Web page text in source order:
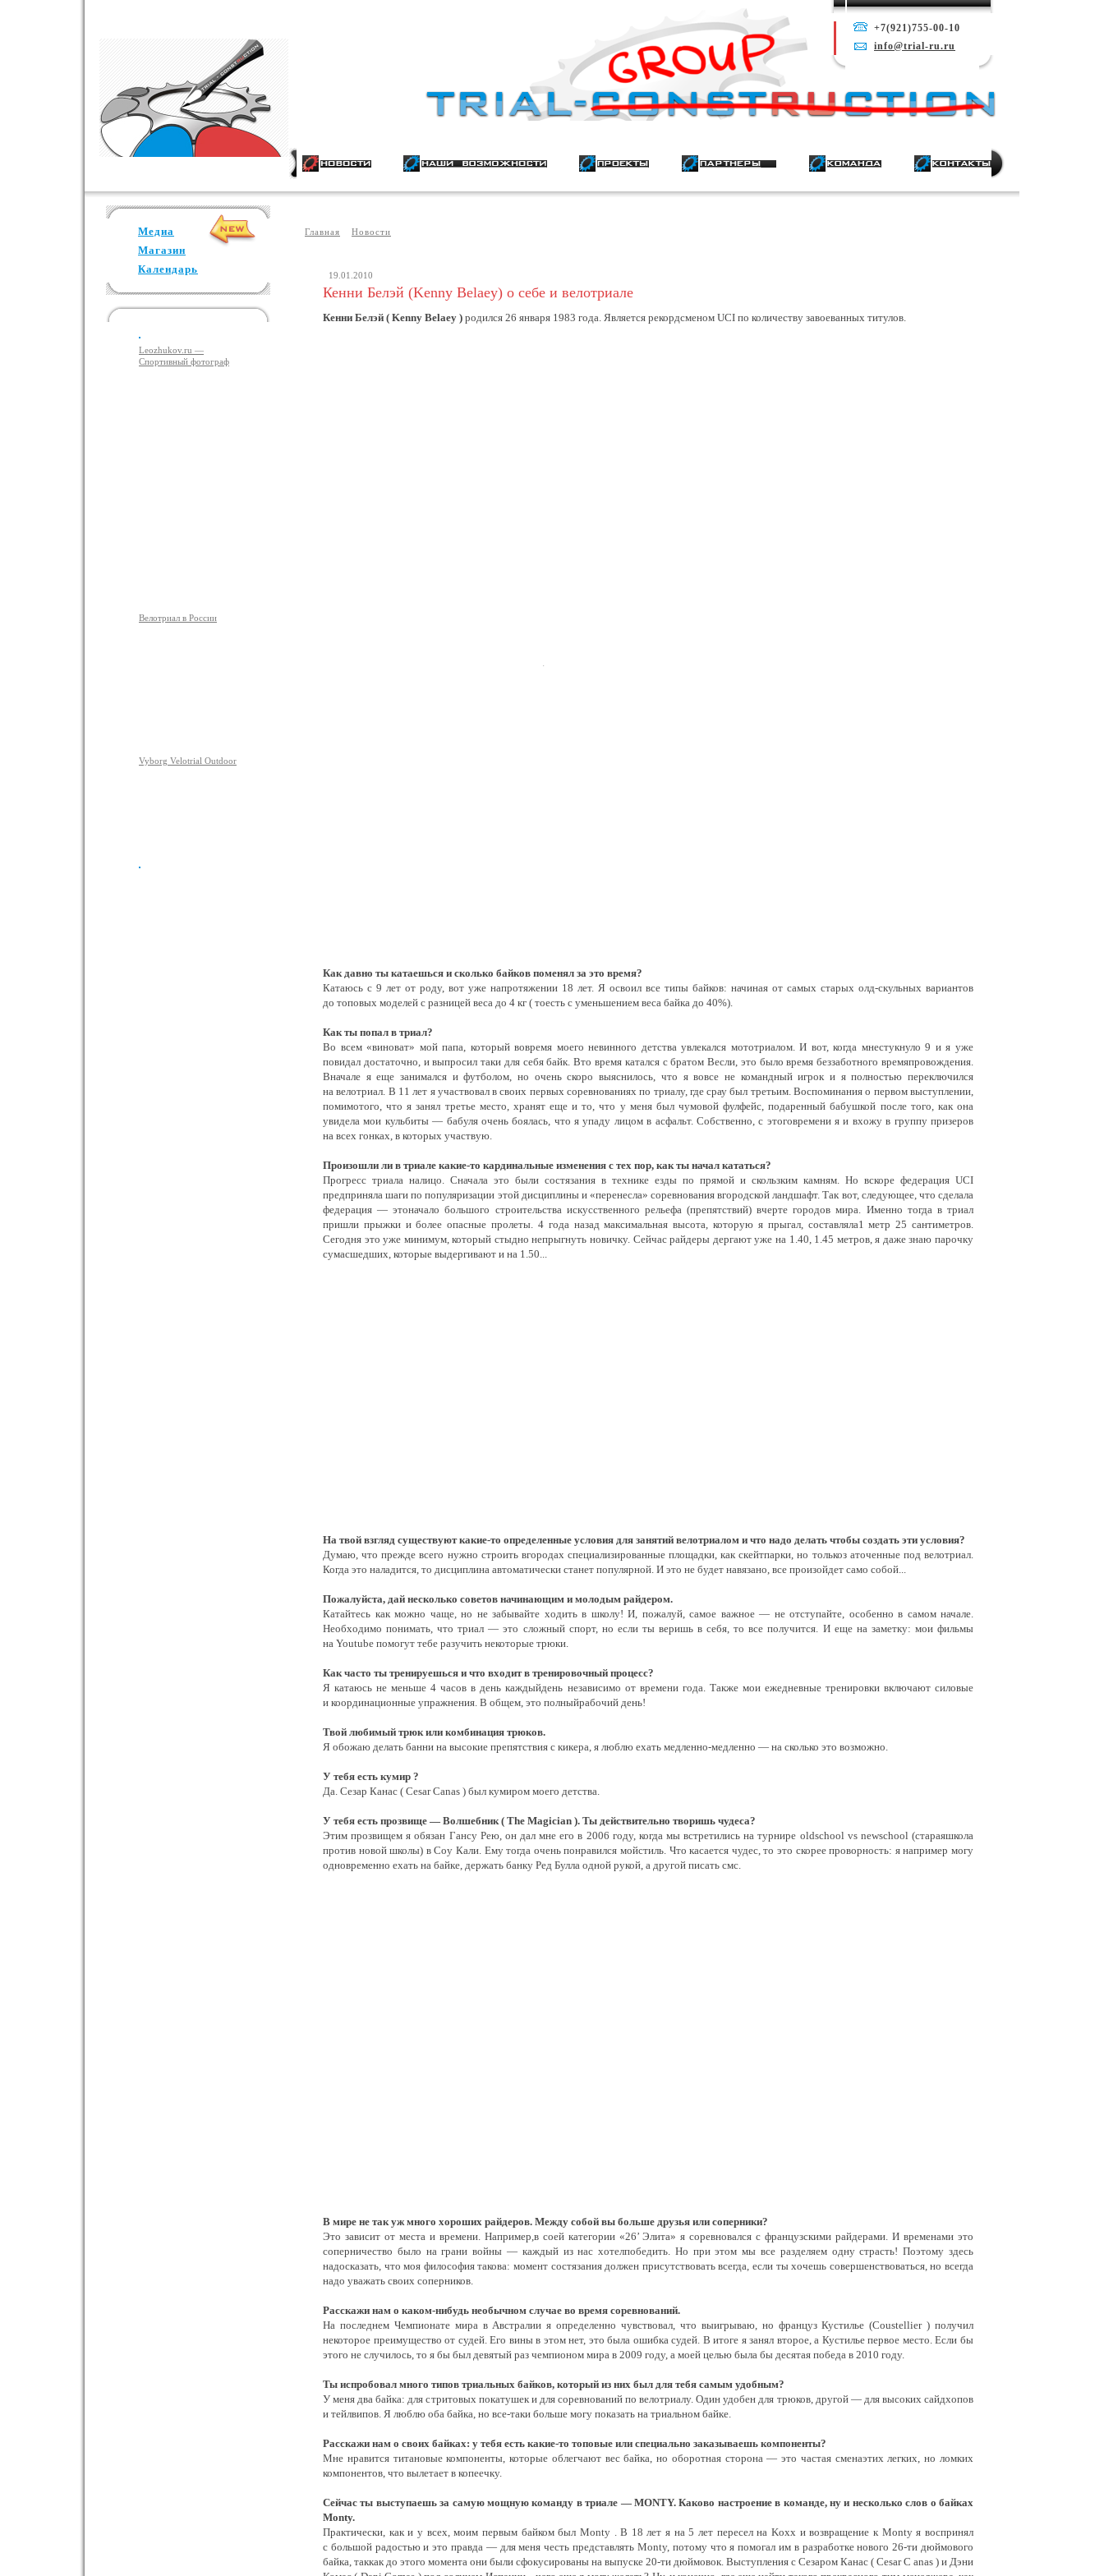
+7(921)755-00-10
info@trial-ru.ru
Медиа
Магазин
Календарь
Leozhukov.ru —
Спортивный фотограф
Велотриал в России
Vyborg Velotrial Outdoor
Главная Новости
19.01.2010
Кенни Белэй (Kenny Belaey) о себе и велотриале
Кенни Белэй ( Kenny Belaey ) родился 26 января 1983 года. Является рекордсменом UCI по количеству завоеванных титулов.
.
Как давно ты катаешься и сколько байков поменял за это время?
Катаюсь с 9 лет от роду, вот уже напротяжении 18 лет. Я освоил все типы байков: начиная от самых старых олд-скульных вариантов
до топовых моделей с разницей веса до 4 кг ( тоесть с уменьшением веса байка до 40%).
Как ты попал в триал?
Во всем «виноват» мой папа, который вовремя моего невинного детства увлекался мототриалом. И вот, когда мнестукнуло 9 и я уже
повидал достаточно, и выпросил таки для себя байк. Вто время катался с братом Весли, это было время беззаботного времяпровождения.
Вначале я еще занимался и футболом, но очень скоро выяснилось, что я вовсе не командный игрок и я полностью переключился
на велотриал. В 11 лет я участвовал в своих первых соревнованиях по триалу, где срау был третьим. Воспоминания о первом выступлении,
помимотого, что я занял третье место, хранят еще и то, что у меня был чумовой фулфейс, подаренный бабушкой после того, как она
увидела мои кульбиты — бабуля очень боялась, что я упаду лицом в асфальт. Собственно, с этоговремени я и вхожу в группу призеров
на всех гонках, в которых участвую.
Произошли ли в триале какие-то кардинальные изменения с тех пор, как ты начал кататься?
Прогресс триала налицо. Сначала это были состязания в технике езды по прямой и скользким камням. Но вскоре федерация UCI
предприняла шаги по популяризации этой дисциплины и «перенесла» соревнования вгородской ландшафт. Так вот, следующее, что сделала
федерация — этоначало большого строительства искусственного рельефа (препятствий) вчерте городов мира. Именно тогда в триал
пришли прыжки и более опасные пролеты. 4 года назад максимальная высота, которую я прыгал, составляла1 метр 25 сантиметров.
Сегодня это уже минимум, который стыдно непрыгнуть новичку. Сейчас райдеры дергают уже на 1.40, 1.45 метров, я даже знаю парочку
сумасшедших, которые выдергивают и на 1.50...
На твой взгляд существуют какие-то определенные условия для занятий велотриалом и что надо делать чтобы создать эти условия?
Думаю, что прежде всего нужно строить вгородах специализированные площадки, как скейтпарки, но толькоз аточенные под велотриал.
Когда это наладится, то дисциплина автоматически станет популярной. И это не будет навязано, все произойдет само собой...
Пожалуйста, дай несколько советов начинающим и молодым райдером.
Катайтесь как можно чаще, но не забывайте ходить в школу! И, пожалуй, самое важное — не отступайте, особенно в самом начале.
Необходимо понимать, что триал — это сложный спорт, но если ты веришь в себя, то все получится. И еще на заметку: мои фильмы
на Youtube помогут тебе разучить некоторые трюки.
Как часто ты тренируешься и что входит в тренировочный процесс?
Я катаюсь не меньше 4 часов в день каждыйдень независимо от времени года. Также мои ежедневные тренировки включают силовые
и координационные упражнения. В общем, это полныйрабочий день!
Твой любимый трюк или комбинация трюков.
Я обожаю делать банни на высокие препятствия с кикера, я люблю ехать медленно-медленно — на сколько это возможно.
У тебя есть кумир ?
Да. Сезар Канас ( Cesar Canas ) был кумиром моего детства.
У тебя есть прозвище — Волшебник ( The Magician ). Ты действительно творишь чудеса?
Этим прозвищем я обязан Гансу Рею, он дал мне его в 2006 году, когда мы встретились на турнире oldschool vs newschool (стараяшкола
против новой школы) в Соу Кали. Ему тогда очень понравился мойстиль. Что касается чудес, то это скорее проворность: я например могу
одновременно ехать на байке, держать банку Ред Булла одной рукой, а другой писать смс.
В мире не так уж много хороших райдеров. Между собой вы больше друзья или соперники?
Это зависит от места и времени. Например,в соей категории «26’ Элита» я соревновался с французскими райдерами. И временами это
соперничество было на грани войны — каждый из нас хотелпобедить. Но при этом мы все разделяем одну страсть! Поэтому здесь
надосказать, что моя философия такова: момент состязания должен присутствовать всегда, если ты хочешь совершенствоваться, но всегда
надо уважать своих соперников.
Расскажи нам о каком-нибудь необычном случае во время соревнований.
На последнем Чемпионате мира в Австралии я определенно чувствовал, что выигрываю, но француз Кустилье (Coustellier ) получил
некоторое преимущество от судей. Его вины в этом нет, это была ошибка судей. В итоге я занял второе, а Кустилье первое место. Если бы
этого не случилось, то я бы был девятый раз чемпионом мира в 2009 году, а моей целью была бы десятая победа в 2010 году.
Ты испробовал много типов триальных байков, который из них был для тебя самым удобным?
У меня два байка: для стритовых покатушек и для соревнований по велотриалу. Один удобен для трюков, другой — для высоких сайдхопов
и тейлвипов. Я люблю оба байка, но все-таки больше могу показать на триальном байке.
Расскажи нам о своих байках: у тебя есть какие-то топовые или специально заказываешь компоненты?
Мне нравится титановые компоненты, которые облегчают вес байка, но оборотная сторона — это частая сменаэтих легких, но ломких
компонентов, что вылетает в копеечку.
Сейчас ты выступаешь за самую мощную команду в триале — MONTY. Каково настроение в команде, ну и несколько слов о байках
Monty.
Практически, как и у всех, моим первым байком был Monty . В 18 лет я на 5 лет пересел на Koxx и возвращение к Monty я воспринял
с большой радостью и это правда — для меня честь представлять Monty, потому что я помогал им в разработке нового26-ти дюймового
байка, таккак до этого момента они были сфокусированы на выпуске 20-ти дюймовок. Выступления с Сезаром Канас ( Cesar С anas ) и Дэни